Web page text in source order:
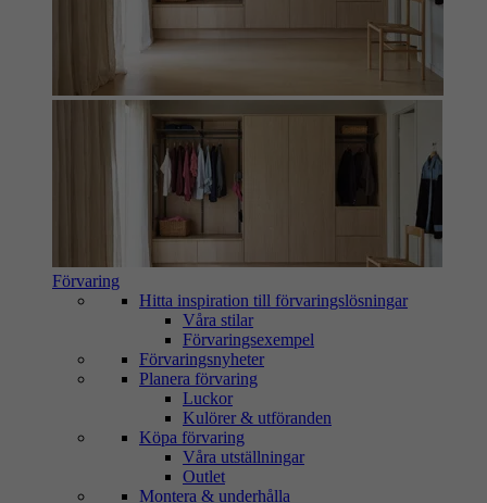
Förvaring
Hitta inspiration till förvaringslösningar
Våra stilar
Förvaringsexempel
Förvaringsnyheter
Planera förvaring
Luckor
Kulörer & utföranden
Köpa förvaring
Våra utställningar
Outlet
Montera & underhålla